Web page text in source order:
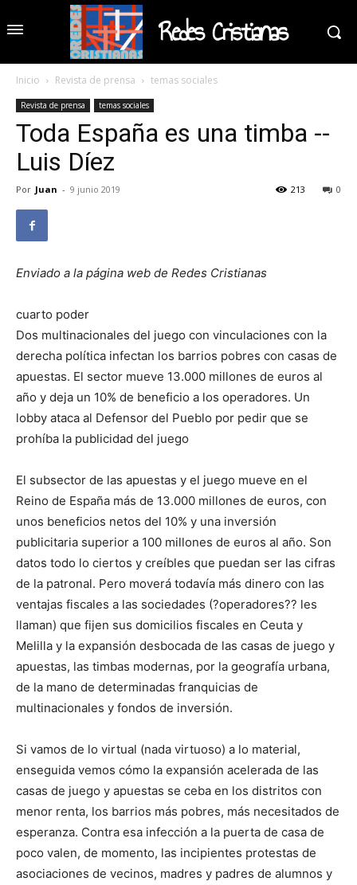
Redes Cristianas
Inicio Revista de prensa temas sociales
Revista de prensa temas sociales
Toda España es una timba --
Luis Díez
Por Juan - 9 junio 2019 0
213
Enviado a la página web de Redes Cristianas
cuarto poder
Dos multinacionales del juego con vinculaciones con la
derecha política infectan los barrios pobres con casas de
apuestas. El sector mueve 13.000 millones de euros al
año y deja un 10% de beneficio a los operadores. Un
lobby ataca al Defensor del Pueblo por pedir que se
prohíba la publicidad del juego
El subsector de las apuestas y el juego mueve en el
Reino de España más de 13.000 millones de euros, con
unos beneficios netos del 10% y una inversión
publicitaria superior a 100 millones de euros al año. Son
datos todo lo ciertos y creíbles que puedan ser las cifras
de la patronal. Pero moverá todavía más dinero con las
ventajas fiscales a las sociedades (?operadores?? les
llaman) que fijen sus domicilios fiscales en Ceuta y
Melilla y la expansión desbocada de las casas de juego y
apuestas, las timbas modernas, por la geografía urbana,
de la mano de determinadas franquicias de
multinacionales y fondos de inversión.
Si vamos de lo virtual (nada virtuoso) a lo material,
enseguida vemos cómo la expansión acelerada de las
casas de juego y apuestas se ceba en los distritos con
menor renta, los barrios más pobres, más necesitados de
esperanza. Contra esa infección a la puerta de casa de
poco valen, de momento, las incipientes protestas de
asociaciones de vecinos, madres y padres de alumnos y